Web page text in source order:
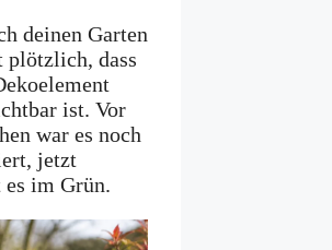
deinen Garten
plötzlich, dass
ist. Vor
war es noch
jetzt
im Grün.